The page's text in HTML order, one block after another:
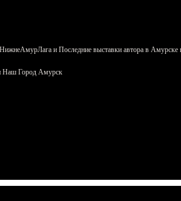
и Последние выставки автора в Амурске
Наш Город Амурск